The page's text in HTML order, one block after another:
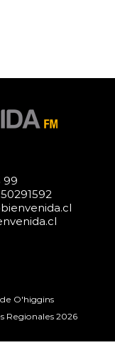
99
O'higgins
Regionales 2026